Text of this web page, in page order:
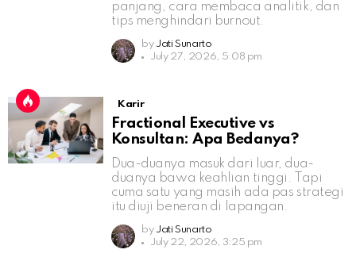
panjang, cara membaca analitik, dan
tips menghindari burnout.
by Jati Sunarto
July 27, 2026, 5:08 pm
Karir
Fractional Executive vs
Konsultan: Apa Bedanya?
Dua-duanya masuk dari luar, dua-
duanya bawa keahlian tinggi. Tapi
cuma satu yang masih ada pas strategi
itu diuji beneran di lapangan.
by Jati Sunarto
July 22, 2026, 3:25 pm